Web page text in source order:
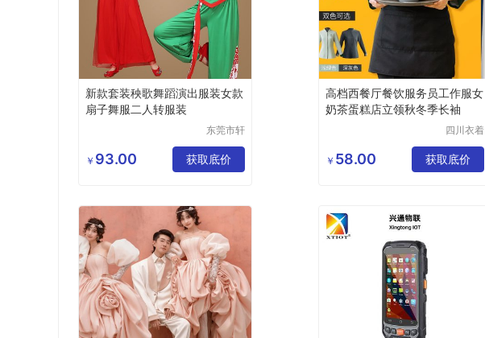
新款套装秧歌舞蹈演出服装女款
扇子舞服二人转服装
东莞市轩
限公司
￥ 93.00 获取底价
高档西餐厅餐饮服务员工作服女
奶茶蛋糕店立领秋冬季长袖
四川衣着
公司
￥ 58.00 获取底价